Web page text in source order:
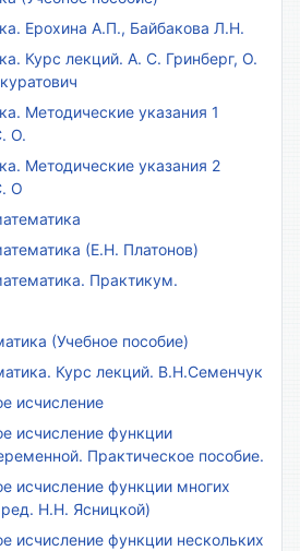
Ерохина А.П., Байбакова Л.Н.
Курс лекций. А. С. Гринберг, О.
Методические указания 1
О.
Методические указания 2
О
(Е.Н. Платонов)
Практикум.
(Учебное пособие)
Курс лекций. В.Н.Семенчук
исчисление
исчисление функции
Практическое пособие.
исчисление функции многих
Н.Н. Ясницкой)
исчисление функции нескольких